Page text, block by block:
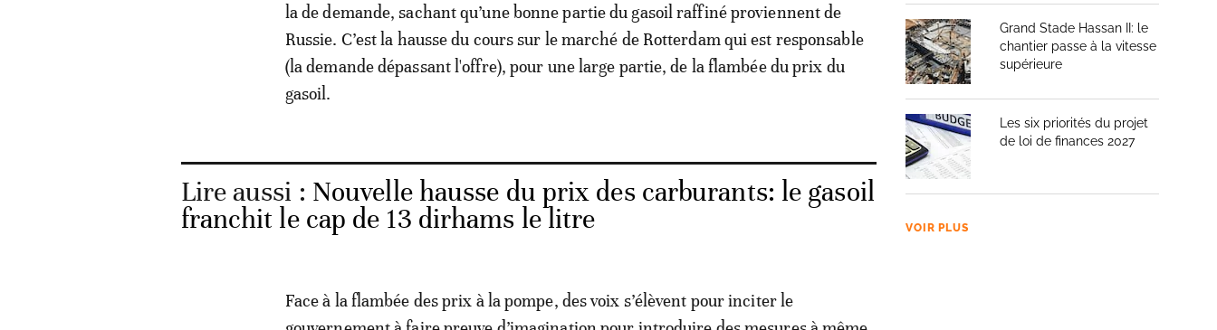
la de demande, sachant qu’une bonne partie du gasoil raffiné proviennent de
Russie. C’est la hausse du cours sur le marché de Rotterdam qui est responsable
(la demande dépassant l'offre), pour une large partie, de la flambée du prix du
gasoil.
Lire aussi : Nouvelle hausse du prix des carburants: le gasoil
franchit le cap de 13 dirhams le litre
Face à la flambée des prix à la pompe, des voix s’élèvent pour inciter le
Grand Stade Hassan II: le
chantier passe à la vitesse
supérieure
Les six priorités du projet
de loi de finances 2027
VOIR PLUS